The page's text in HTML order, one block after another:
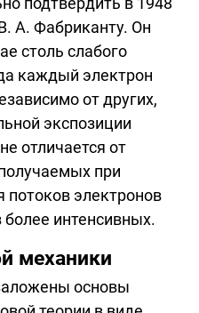
А. Фабриканту. Он
столь слабого
каждый электрон
от других,
экспозиции
отличается от
при
потоков электронов
интенсивных.
механики
основы